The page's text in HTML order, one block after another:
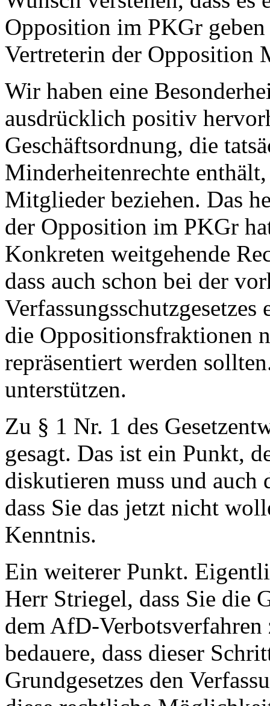
Opposition im PKGr
Vertreterin der
Wir haben eine
ausdrücklich positiv
Geschäftsordnung, die
Minderheitenrechte
Mitglieder beziehen. Das
der Opposition im PKGr
Konkreten weitgehende
dass auch schon bei der
die Oppositionsfraktionen
repräsentiert werden
unterstützen.
Zu § 1 Nr. 1 des
gesagt. Das ist ein Punkt,
diskutieren muss und auch
dass Sie das jetzt nicht
Kenntnis.
Ein weiterer Punkt.
Herr Striegel, dass Sie die
dem AfD-Verbotsverfahren
bedauere, dass dieser
Grundgesetzes den